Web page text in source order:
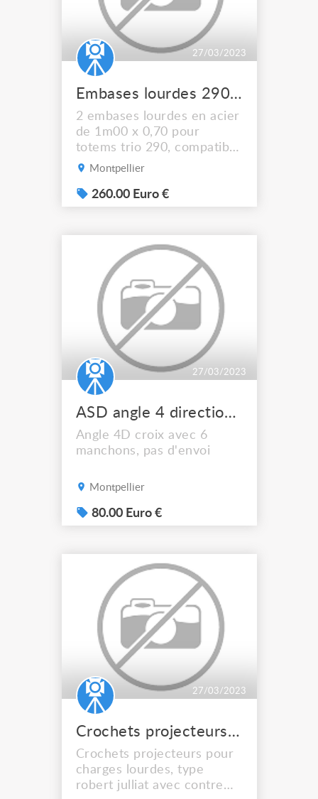
27/03/2023
Embases lourdes 290 trio
2 embases lourdes en acier
de 1m00 x 0,70 pour
totems trio 290, compatible
prolyte, asd, quick truss,
paire
Montpellier
260.00 Euro €
27/03/2023
ASD angle 4 directionscroix
Angle 4D croix avec 6
manchons, pas d'envoi
Montpellier
80.00 Euro €
27/03/2023
Crochets projecteurs ASD
Crochets projecteurs pour
charges lourdes, type
robert julliat avec contre